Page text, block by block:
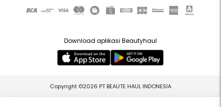
Download aplikasi Beautyhaul
Copyright ©2026 PT BEAUTE HAUL INDONESIA